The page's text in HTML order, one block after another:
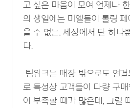
고 싶은 마음이 모여 언제나
의 생일에는 미엘들이 롤링 페
을 수 없는, 세상에서 단 하나
다.
팀워크는 매장 밖으로도 연결
로 특성상 고객들이 다량 구
이 부족할 때가 많은데, 그럴